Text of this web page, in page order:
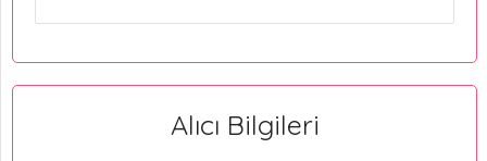
Alıcı Bilgileri